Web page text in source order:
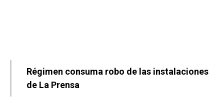
Régimen consuma robo de las instalaciones
de La Prensa